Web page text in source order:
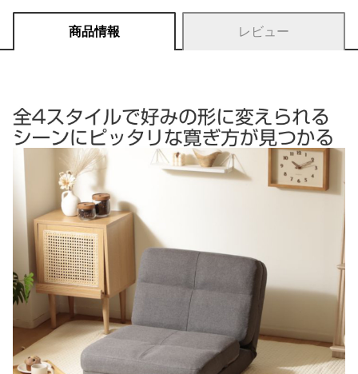
商品情報 レビュー